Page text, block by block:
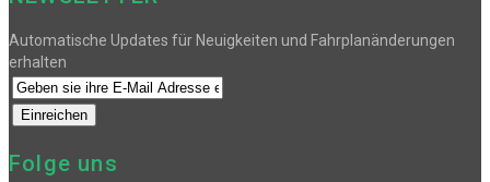
Automatische Updates für Neuigkeiten und Fahrplanänderungen
erhalten
Folge uns